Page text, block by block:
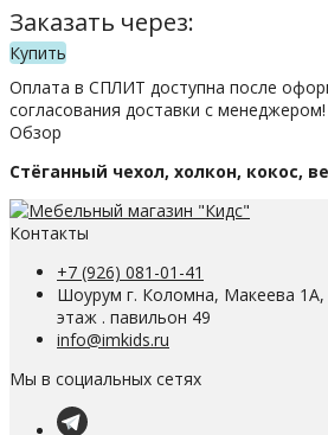
Заказать через:
Купить
Оплата в СПЛИТ доступна после
согласования доставки с менеджером!
Обзор
Стёганный чехол, холкон, кокос,
Контакты
+7 (926) 081-01-41
Шоурум г. Коломна, Макеева
этаж . павильон 49
info@imkids.ru
Мы в социальных сетях